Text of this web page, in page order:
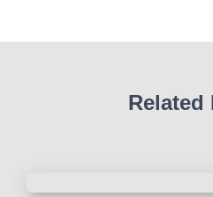
Related